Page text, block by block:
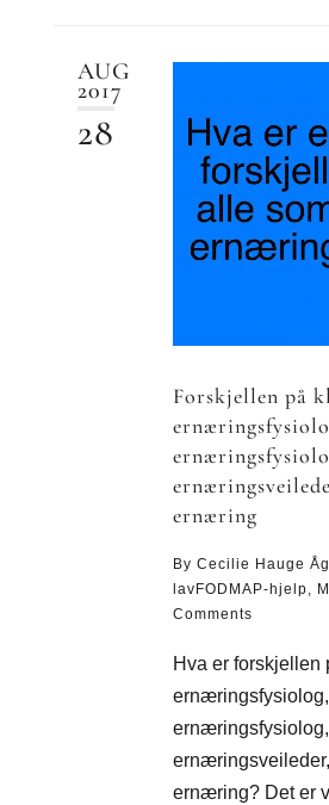
AUG
2017
28
Forskjellen på
ernæring
By Cecilie Hauge
lavFODMAP-hjelp,
Comments
Hva er forskjellen
ernæringsfysiolog,
ernæringsfysiolog,
ernæring? Det er